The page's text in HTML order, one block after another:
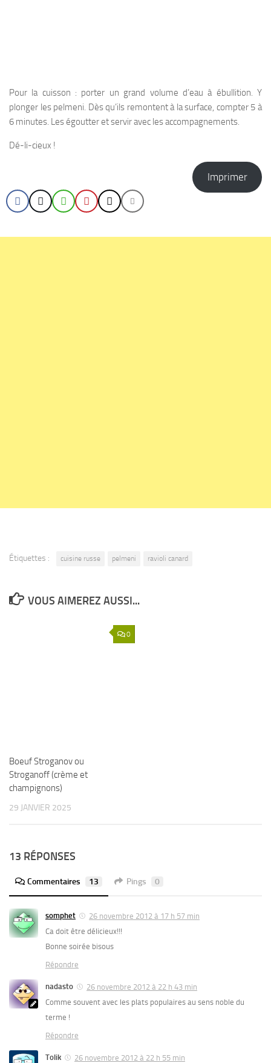
Pour la cuisson : porter un grand volume d’eau à ébullition. Y
plonger les pelmeni. Dès qu’ils remontent à la surface, compter 5 à
6 minutes. Les égoutter et servir avec les accompagnements.
Dé-li-cieux !
Imprimer
Étiquettes : cuisine russe pelmeni ravioli canard
VOUS AIMEREZ AUSSI...
0
Boeuf Stroganov ou
Stroganoff (crème et
champignons)
29 JANVIER 2025
13 RÉPONSES
Commentaires 13 Pings 0
somphet
26 novembre 2012 à 17 h 57 min
Ca doit être délicieux!!!
Bonne soirée bisous
Répondre
nadasto
26 novembre 2012 à 22 h 43 min
Comme souvent avec les plats populaires au sens noble du
terme !
Répondre
Tolik
26 novembre 2012 à 22 h 55 min